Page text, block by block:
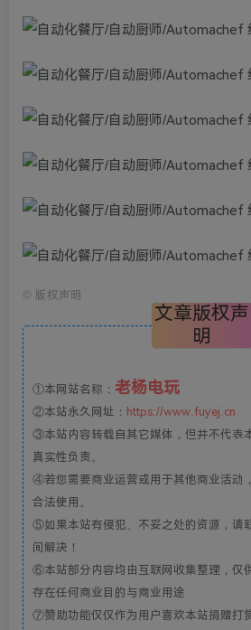
© 版权声明
文章版权声
明
①本网站名称： 老杨电玩
②本站永久网址： https://www.fuyej.cn
③本站内容转载自其它媒体，但并不代表
真实性负责。
④若您需要商业运营或用于其他商业活动
合法使用。
⑤如果本站有侵犯、不妥之处的资源，请
间解决！
⑥本站部分内容均由互联网收集整理，仅
存在任何商业目的与商业用途
⑦赞助功能仅仅作为用户喜欢本站捐赠打